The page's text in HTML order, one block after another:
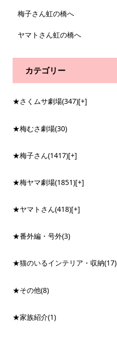
梅子さん虹の橋へ
ヤマトさん虹の橋へ
カテゴリー
★さくムサ劇場(347)[+]
★梅むさ劇場(30)
★梅子さん(1417)[+]
★梅ヤマ劇場(1851)[+]
★ヤマトさん(418)[+]
★番外編・号外(3)
★猫のいるインテリア・収納(17)
★その他(8)
★家族紹介(1)